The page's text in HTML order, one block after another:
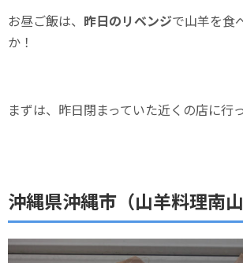
お昼ご飯は、 昨日のリベンジで山羊を食
か！
まずは、昨日閉まっていた近くの店に行
沖縄県沖縄市（山羊料理南山